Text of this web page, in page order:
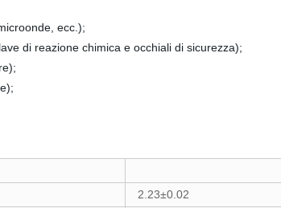
ecc.);
di reazione chimica e occhiali di sicurezza);
2.23±0.02